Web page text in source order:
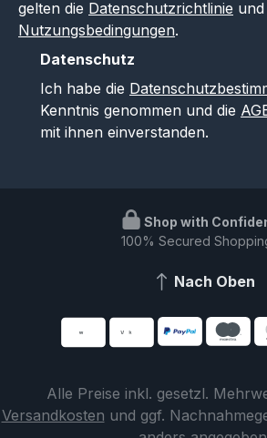
gelten die Datenschutzrichtlinie und
Nutzungsbedingungen.
Datenschutz
Ich habe die
Kenntnis genommen und die
mit ihnen einverstanden.
Shop with
100% Secured
Nach Oben
Alle Preise inkl. gesetzl.
Versandkosten und ggf.